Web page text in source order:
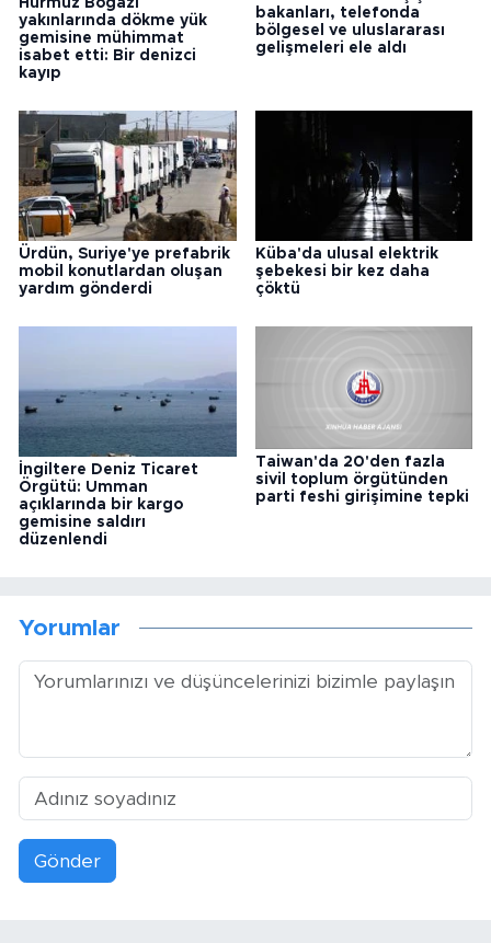
Hürmüz Boğazı
yakınlarında dökme yük
gemisine mühimmat
isabet etti: Bir denizci
kayıp
bakanları, telefonda
bölgesel ve uluslararası
gelişmeleri ele aldı
Ürdün, Suriye'ye prefabrik
mobil konutlardan oluşan
yardım gönderdi
Küba'da ulusal elektrik
şebekesi bir kez daha
çöktü
İngiltere Deniz Ticaret
Örgütü: Umman
açıklarında bir kargo
gemisine saldırı
düzenlendi
Taiwan'da 20'den fazla
sivil toplum örgütünden
parti feshi girişimine tepki
Yorumlar
Gönder